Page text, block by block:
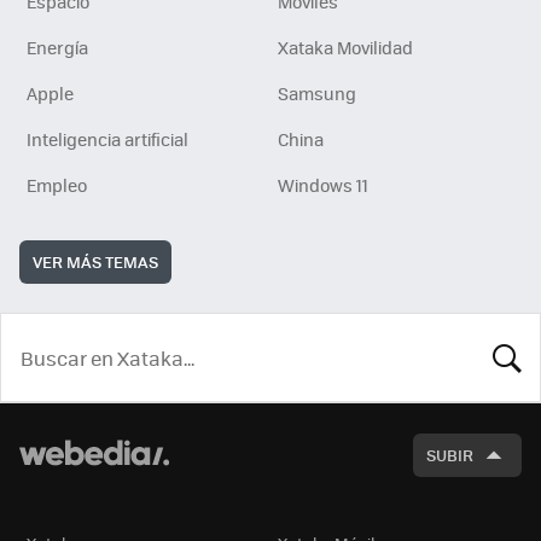
Energía
Xataka Movilidad
Apple
Samsung
Inteligencia artificial
China
Empleo
Windows 11
VER MÁS TEMAS
SUBIR